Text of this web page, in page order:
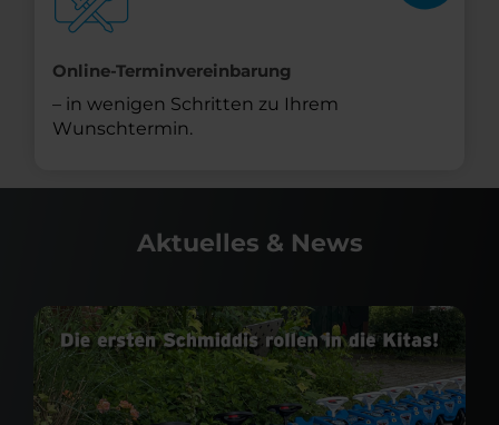
Online-Terminvereinbarung
– in wenigen Schritten zu Ihrem
Wunschtermin.
Aktuelles & News